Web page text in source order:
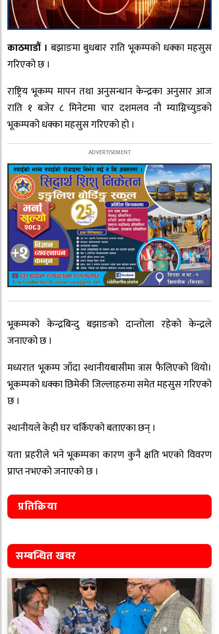
काठमाडौं । बझाङमा बुधबार राति भूकम्पको धक्का महसुस
गरिएको छ ।
राष्ट्रिय भूकम्प मापन तथा अनुसन्धान केन्द्रका अनुसार आज
राति १ बजेर ८ मिनेटमा चार दशमलव नौ म्याग्निच्युडको
भूकम्पको धक्का महसुस गरिएको हो ।
भूकम्पको केन्द्रबिन्दु बझाङको दान्तोला रहेको केन्द्रले
जनाएको छ ।
मध्यरात भूकम्प जाँदा स्थानीयबासीमा त्रास फैलिएको थियो।
भूकम्पको धक्का छिमेकी जिल्लाहरुमा समेत महसुस गरिएको
छ ।
स्थानीयले केही घर चर्किएको बताएका छन् ।
यता प्रहरीले भने भूकम्पका कारण कुनै क्षति भएको विवरण
प्राप्त नभएको जनाएको छ ।
प्रतिक्रिया
सम्बन्धित खवर